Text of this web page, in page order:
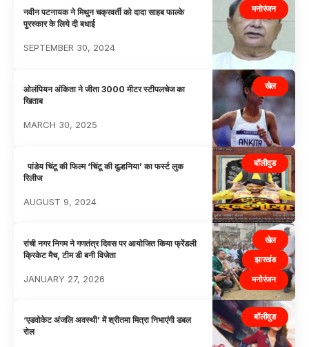
मनोरंजन
नवीन पटनायक ने मिथुन चक्रवर्ती को दादा साहब फाल्के
पुरस्कार के लिये दी बधाई
SEPTEMBER 30, 2024
खेल
ओलंपियन अंकिता ने जीता 3000 मीटर स्टीपलचेज का
खिताब
MARCH 30, 2025
बॉलीवुड
पांडेय चिंटू की फिल्म ‘चिंटू की दुल्हनिया’ का फर्स्ट लुक
रिलीज
AUGUST 9, 2024
खेल
झारखंड
मनोरंजन
रांची नगर निगम ने गणतंत्र दिवस पर आयोजित किया फ्रेंडली
क्रिकेट मैच, टीम डी बनी विजेता
JANUARY 27, 2026
बॉलीवुड
‘एडवोकेट अंजलि अवस्थी’ में श्रीतमा मित्रा निभाएंगी डबल
रोल